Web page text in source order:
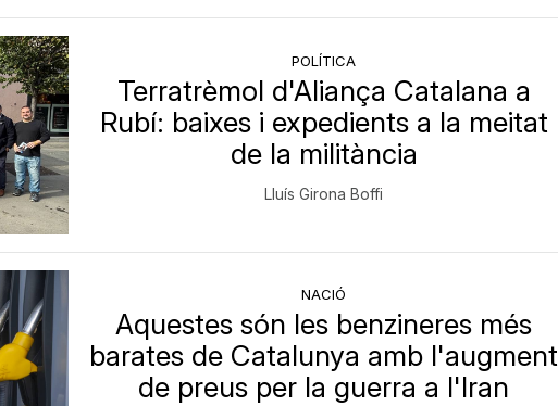
POLÍTICA
Terratrèmol d'Aliança Catalana a
Rubí: baixes i expedients a la meitat
de la militància
Lluís Girona Boffi
NACIÓ
Aquestes són les benzineres més
barates de Catalunya amb l'augment
de preus per la guerra a l'Iran